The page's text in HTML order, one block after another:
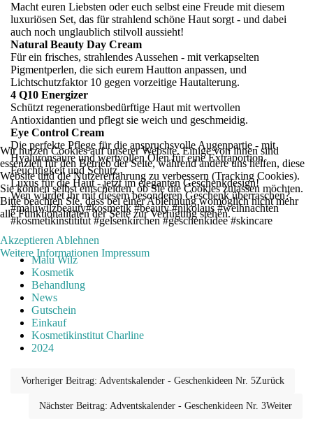
Macht euren Liebsten oder euch selbst eine Freude mit diesem
luxuriösen Set, das für strahlend schöne Haut sorgt - und dabei
auch noch unglaublich stilvoll aussieht!
Natural Beauty Day Cream
Für ein frisches, strahlendes Aussehen - mit verkapselten
Pigmentperlen, die sich eurem Hautton anpassen, und
Lichtschutzfaktor 10 gegen vorzeitige Hautalterung.
4 Q10 Energizer
Schützt regenerationsbedürftige Haut mit wertvollen
Antioxidantien und pflegt sie weich und geschmeidig.
Eye Control Cream
Die perfekte Pflege für die anspruchsvolle Augenpartie - mit
Hyaluronsäure und wertvollen Ölen für eine Extraportion
Feuchtigkeit und Schutz.
Luxus für die Haut - jetzt im eleganten Geschenkdesign!
Wen würdet ihr mit diesem besonderen Geschenk überraschen?
#maluwilzbeauty#kosmetik #beauty #nikolaus #weihnachten
#kosmetikinstititut #gelsenkirchen #geschenkidee #skincare
Malu Wilz
Kosmetik
Behandlung
News
Gutschein
Einkauf
Kosmetikinstitut Charline
2024
Vorheriger Beitrag: Adventskalender - Geschenkideen Nr. 5Zurück
Nächster Beitrag: Adventskalender - Geschenkideen Nr. 3Weiter
Wir nutzen Cookies auf unserer Website. Einige von ihnen sind
essenziell für den Betrieb der Seite, während andere uns helfen, diese
Website und die Nutzererfahrung zu verbessern (Tracking Cookies).
Sie können selbst entscheiden, ob Sie die Cookies zulassen möchten.
Bitte beachten Sie, dass bei einer Ablehnung womöglich nicht mehr
alle Funktionalitäten der Seite zur Verfügung stehen.
Akzeptieren Ablehnen
Weitere Informationen Impressum